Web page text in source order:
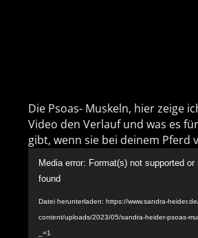
Die Psoas- Muskeln, hier zeige
Video den Verlauf und was es
gibt, wenn sie bei deinem Pferd
Player
Media error: Format(s) not supported or
found
Datei herunterladen: https://www.sandra-
content/uploads/2023/05/sandra-heider-psoas-
_=1